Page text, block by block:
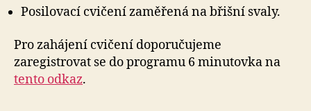
Posilovací cvičení zaměřená na břišní svaly.
Pro zahájení cvičení doporučujeme
zaregistrovat se do programu 6 minutovka na
tento odkaz.